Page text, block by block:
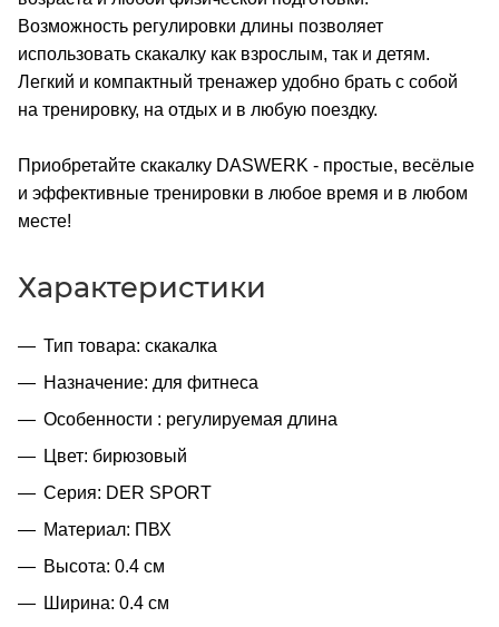
Возможность регулировки длины позволяет
использовать скакалку как взрослым, так и детям.
Легкий и компактный тренажер удобно брать с собой
на тренировку, на отдых и в любую поездку.
Приобретайте скакалку DASWERK - простые, весёлые
и эффективные тренировки в любое время и в любом
месте!
Характеристики
Тип товара: скакалка
Назначение: для фитнеса
Особенности : регулируемая длина
Цвет: бирюзовый
Серия: DER SPORT
Материал: ПВХ
Высота: 0.4 см
Ширина: 0.4 см